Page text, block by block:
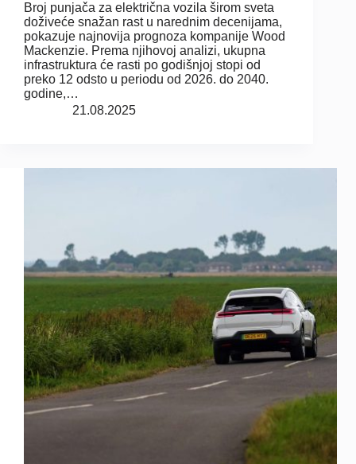
Broj punjača za električna vozila širom sveta
doživeće snažan rast u narednim decenijama,
pokazuje najnovija prognoza kompanije Wood
Mackenzie. Prema njihovoj analizi, ukupna
infrastruktura će rasti po godišnjoj stopi od
preko 12 odsto u periodu od 2026. do 2040.
godine,…
21.08.2025